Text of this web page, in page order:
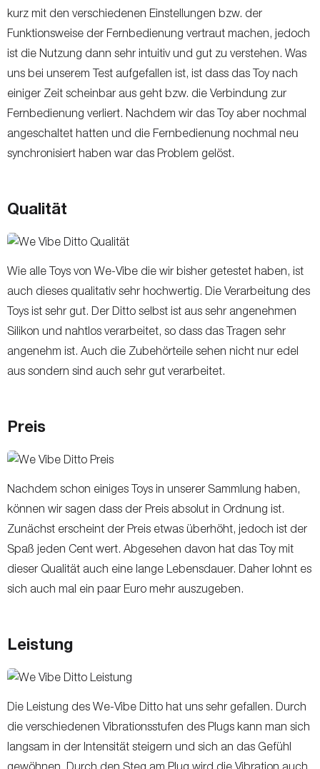
kurz mit den verschiedenen Einstellungen bzw. der
Funktionsweise der Fernbedienung vertraut machen, jedoch
ist die Nutzung dann sehr intuitiv und gut zu verstehen. Was
uns bei unserem Test aufgefallen ist, ist dass das Toy nach
einiger Zeit scheinbar aus geht bzw. die Verbindung zur
Fernbedienung verliert. Nachdem wir das Toy aber nochmal
angeschaltet hatten und die Fernbedienung nochmal neu
synchronisiert haben war das Problem gelöst.
Qualität
Wie alle Toys von We-Vibe die wir bisher getestet haben, ist
auch dieses qualitativ sehr hochwertig. Die Verarbeitung des
Toys ist sehr gut. Der Ditto selbst ist aus sehr angenehmen
Silikon und nahtlos verarbeitet, so dass das Tragen sehr
angenehm ist. Auch die Zubehörteile sehen nicht nur edel
aus sondern sind auch sehr gut verarbeitet.
Preis
Nachdem schon einiges Toys in unserer Sammlung haben,
können wir sagen dass der Preis absolut in Ordnung ist.
Zunächst erscheint der Preis etwas überhöht, jedoch ist der
Spaß jeden Cent wert. Abgesehen davon hat das Toy mit
dieser Qualität auch eine lange Lebensdauer. Daher lohnt es
sich auch mal ein paar Euro mehr auszugeben.
Leistung
Die Leistung des We-Vibe Ditto hat uns sehr gefallen. Durch
die verschiedenen Vibrationsstufen des Plugs kann man sich
langsam in der Intensität steigern und sich an das Gefühl
gewöhnen. Durch den Steg am Plug wird die Vibration auch